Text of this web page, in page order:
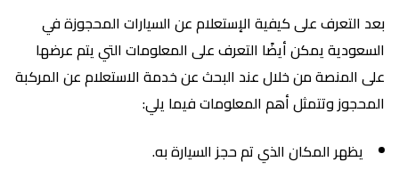
بعد التعرف على كيفية الإستعلام عن السيارات المحجوزة في
السعودية يمكن أيضًا التعرف على المعلومات التي يتم عرضها
على المنصة من خلال عند البحث عن خدمة الاستعلام عن المركبة
المحجوز وتتمثل أهم المعلومات فيما يلي:
يظهر المكان الذي تم حجز السيارة به.